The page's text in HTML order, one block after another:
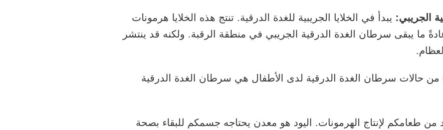
الجريبي: يبدأ في الخلايا الجريبية للغدة الدرقية. تنتج هذه الخلايا هرمونات
ما يبقى سرطان الغدة الدرقية الجريبي في منطقة الرقبة. ولكنه قد ينتشر
90% (9 من كل 10) من حالات سرطان الغدة الدرقية لدى الأطفال هي سرطان الغدة الدرقية
من طعامكم لإنتاج الهرمونات. اليود هو معدن يحتاجه جسمكم للبقاء بصحة